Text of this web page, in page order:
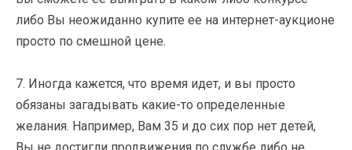
либо Вы неожиданно купите ее на интернет-аукционе
просто по смешной цене.
7. Иногда кажется, что время идет, и вы просто
обязаны загадывать какие-то определенные
желания. Например, Вам 35 и до сих пор нет детей,